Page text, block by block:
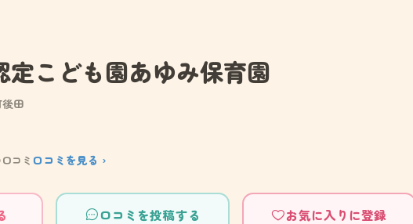
定こども園あゆみ保育園
田
コミ 口コミを見る ›
口コミを投稿する お気に入りに登録